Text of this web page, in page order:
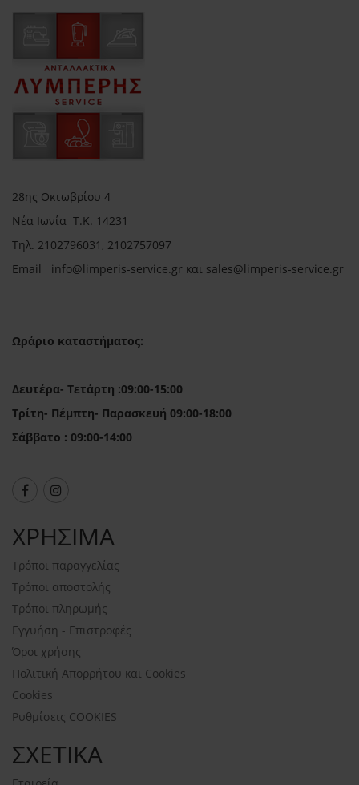
28ης Οκτωβρίου 4
Νέα Ιωνία Τ.Κ. 14231
Τηλ. 2102796031, 2102757097
Email info@limperis-service.gr και sales@limperis-service.gr
Ωράριο καταστήματος:
Δευτέρα- Τετάρτη :09:00-15:00
Τρίτη- Πέμπτη- Παρασκευή 09:00-18:00
Σάββατο : 09:00-14:00
ΧΡΗΣΙΜΑ
Τρόποι παραγγελίας
Τρόποι αποστολής
Τρόποι πληρωμής
Εγγυήση - Επιστροφές
Όροι χρήσης
Πολιτική Απορρήτου και Cookies
Cookies
Ρυθμίσεις COOKIES
ΣΧΕΤΙΚΑ